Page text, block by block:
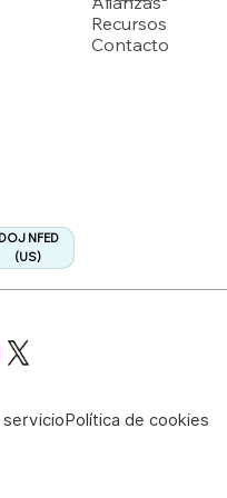
DOJ NFED
(US)
Recursos
Contacto
servicioPolítica de cookies